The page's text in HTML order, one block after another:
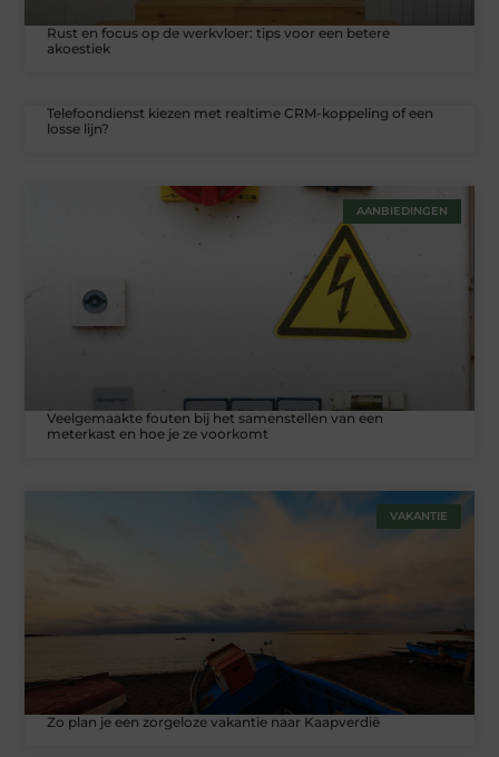
Rust en focus op de werkvloer: tips voor een betere
akoestiek
Telefoondienst kiezen met realtime CRM-koppeling of een
losse lijn?
AANBIEDINGEN
Veelgemaakte fouten bij het samenstellen van een
meterkast en hoe je ze voorkomt
VAKANTIE
Zo plan je een zorgeloze vakantie naar Kaapverdië